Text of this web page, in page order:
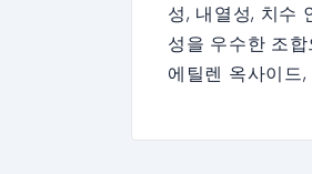
성, 내열성, 치수
성을 우수한 조
에틸렌 옥사이드
수 있습니다. PC